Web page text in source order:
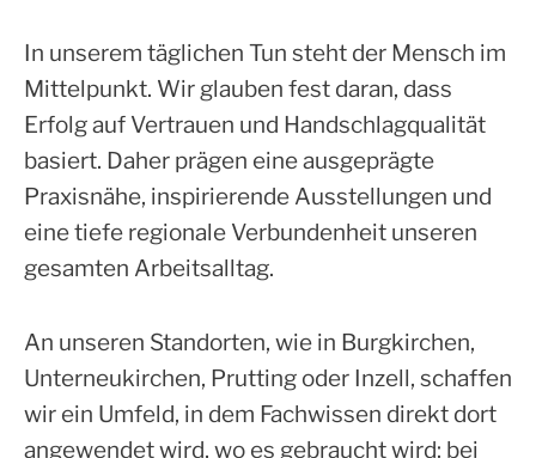
In unserem täglichen Tun steht der Mensch im
Mittelpunkt. Wir glauben fest daran, dass
Erfolg auf Vertrauen und Handschlagqualität
basiert. Daher prägen eine ausgeprägte
Praxisnähe, inspirierende Ausstellungen und
eine tiefe regionale Verbundenheit unseren
gesamten Arbeitsalltag.
An unseren Standorten, wie in Burgkirchen,
Unterneukirchen, Prutting oder Inzell, schaffen
wir ein Umfeld, in dem Fachwissen direkt dort
angewendet wird, wo es gebraucht wird: bei